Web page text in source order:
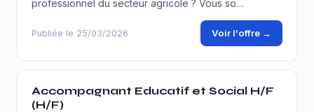
professionnel du secteur agricole ? Vous so…
Publiée le 25/03/2026 Voir l'offre →
Accompagnant Educatif et Social H/F
(H/F)